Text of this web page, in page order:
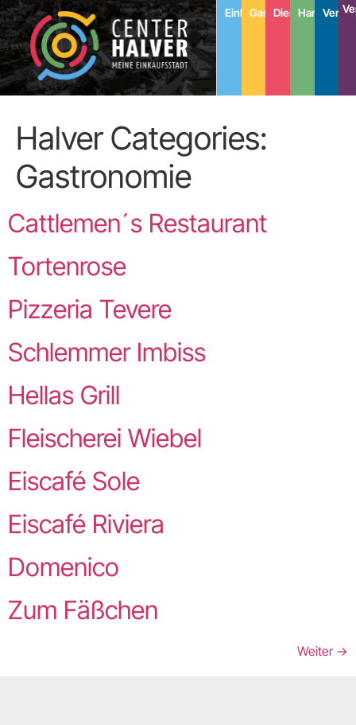
springen
EinkaufenGastronomie
Dienstleistung
Handwerk
Verein
Halver Categories:
Gastronomie
Cattlemen´s Restaurant
Tortenrose
Pizzeria Tevere
Schlemmer Imbiss
Hellas Grill
Fleischerei Wiebel
Eiscafé Sole
Eiscafé Riviera
Domenico
Zum Fäßchen
Weiter →